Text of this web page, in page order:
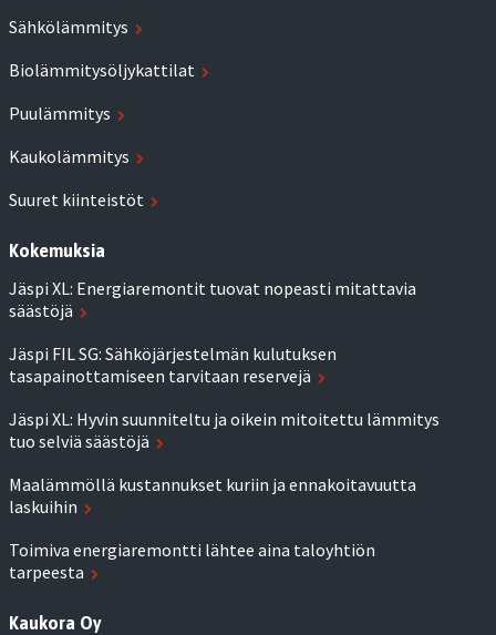
Sähkölämmitys
Biolämmitysöljykattilat
Puulämmitys
Kaukolämmitys
Suuret kiinteistöt
Kokemuksia
Jäspi XL: Energiaremontit tuovat nopeasti mitattavia
säästöjä
Jäspi FIL SG: Sähköjärjestelmän kulutuksen
tasapainottamiseen tarvitaan reservejä
Jäspi XL: Hyvin suunniteltu ja oikein mitoitettu lämmitys
tuo selviä säästöjä
Maalämmöllä kustannukset kuriin ja ennakoitavuutta
laskuihin
Toimiva energiaremontti lähtee aina taloyhtiön
tarpeesta
Kaukora Oy